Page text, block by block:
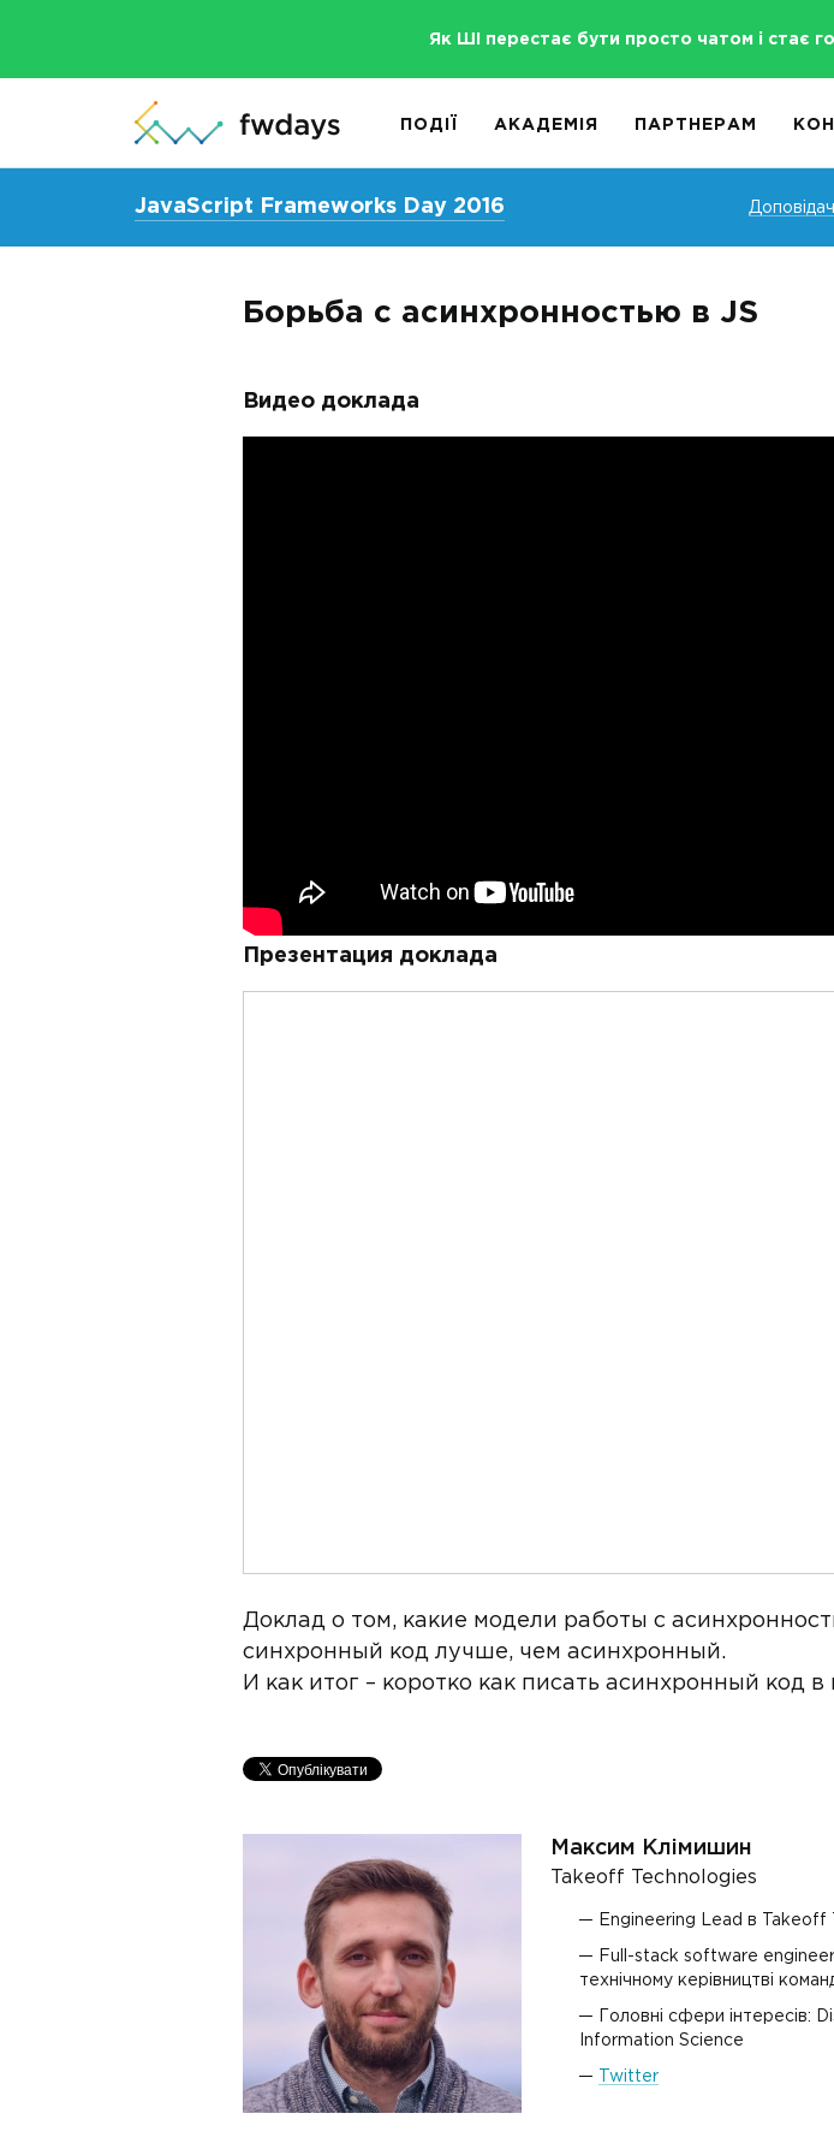
Як ШІ перестає бути просто чатом і стає
ПОДІЇ АКАДЕМІЯ ПАРТНЕРАМ
JavaScript Frameworks Day 2016
Борьба с асинхронностью в JS
Видео доклада
Презентация доклада
Доклад о том, какие модели работы с
синхронный код лучше, чем асинхронный.
И как итог – коротко как писать асинхронный код
Максим Клімишин
Takeoff Technologies
Engineering Lead в Takeoff
Full-stack software
технічному керівництві
Головні сфери інтересів:
Information Science
Twitter